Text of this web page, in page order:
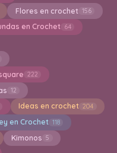
Flores en crochet 156
en Crochet 64
222
12
Ideas en crochet 204
en Crochet 118
Kimonos 5